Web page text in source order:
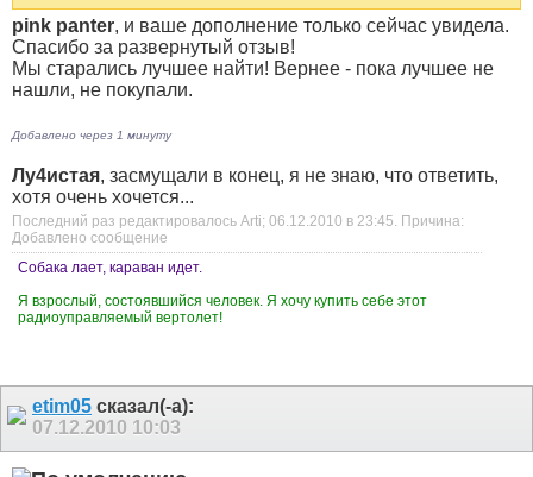
pink panter, и ваше дополнение только сейчас увидела.
Спасибо за развернутый отзыв!
Мы старались лучшее найти! Вернее - пока лучшее не
нашли, не покупали.
Добавлено через 1 минуту
Лу4истая, засмущали в конец, я не знаю, что ответить,
хотя очень хочется...
Последний раз редактировалось Arti; 06.12.2010 в 23:45 Причина:
Добавлено сообщение
Собака лает, караван идет.
Я взрослый, состоявшийся человек. Я хочу купить себе этот
радиоуправляемый вертолет!
etim05 сказал(-а):
07.12.2010 10:03